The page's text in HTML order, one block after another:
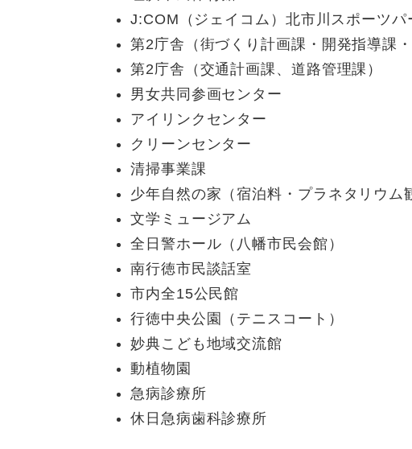
J:COM（ジェイコム）北市川スポーツパ
第2庁舎（街づくり計画課・開発指導課
第2庁舎（交通計画課、道路管理課）
男女共同参画センター
アイリンクセンター
クリーンセンター
清掃事業課
少年自然の家（宿泊料・プラネタリウム
文学ミュージアム
全日警ホール（八幡市民会館）
南行徳市民談話室
市内全15公民館
行徳中央公園（テニスコート）
妙典こども地域交流館
動植物園
急病診療所
休日急病歯科診療所